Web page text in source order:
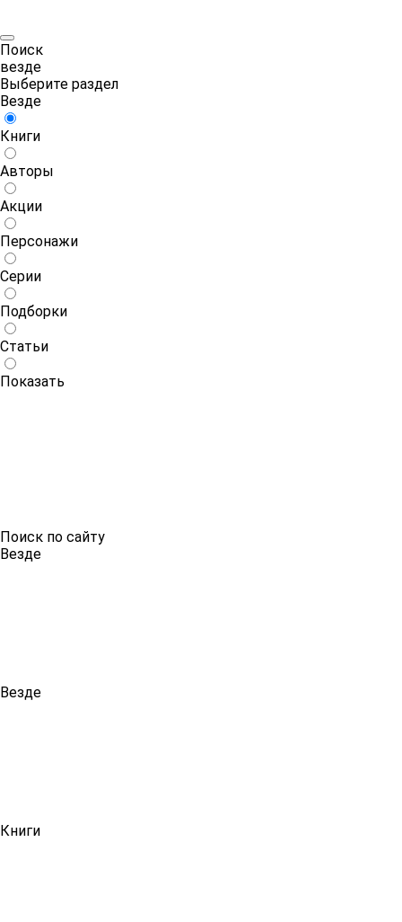
Поиск
везде
Выберите раздел
Везде
Книги
Авторы
Акции
Персонажи
Серии
Подборки
Статьи
Показать
Поиск по сайту
Везде
Везде
Книги